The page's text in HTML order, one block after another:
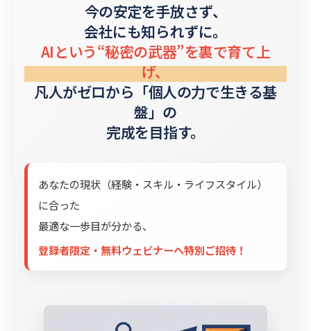
今の安定を手放さず、
会社にも知られずに。
AIという“秘密の武器”を裏で育て上
げ、
凡人がゼロから「個人の力で生きる基
盤」の
完成を目指す。
あなたの現状（経験・スキル・ライフスタイル）
に合った
最適な一歩目が分かる、
登録者限定・無料ウェビナーへ特別ご招待！